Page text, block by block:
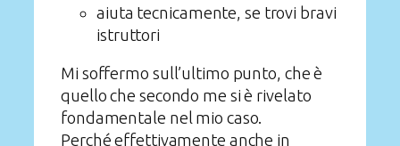
aiuta tecnicamente, se trovi bravi
istruttori
Mi soffermo sull’ultimo punto, che è
quello che secondo me si è rivelato
fondamentale nel mio caso.
Perché effettivamente anche in